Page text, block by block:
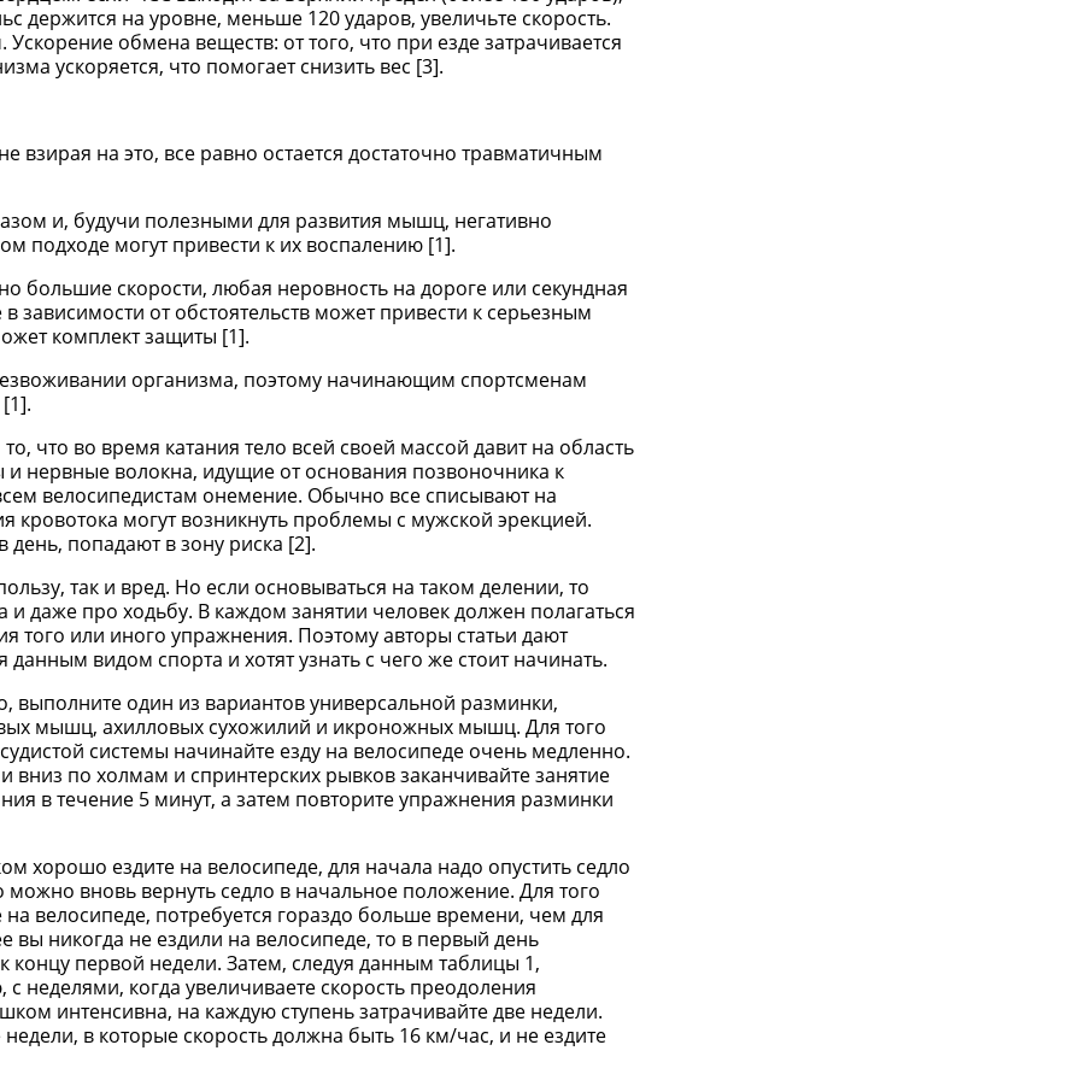
держится на уровне, меньше 120 ударов, увеличьте скорость.
обмена веществ: от того, что при езде затрачивается
ускоряется, что помогает снизить вес [3].
на это, все равно остается достаточно травматичным
и, будучи полезными для развития мышц, негативно
подходе могут привести к их воспалению [1].
большие скорости, любая неровность на дороге или секундная
зависимости от обстоятельств может привести к серьезным
комплект защиты [1].
организма, поэтому начинающим спортсменам
что во время катания тело всей своей массой давит на область
нервные волокна, идущие от основания позвоночника к
велосипедистам онемение. Обычно все списывают на
кровотока могут возникнуть проблемы с мужской эрекцией.
попадают в зону риска [2].
так и вред. Но если основываться на таком делении, то
даже про ходьбу. В каждом занятии человек должен полагаться
того или иного упражнения. Поэтому авторы статьи дают
видом спорта и хотят узнать с чего же стоит начинать.
выполните один из вариантов универсальной разминки,
мышц, ахилловых сухожилий и икроножных мышц. Для того
системы начинайте езду на велосипеде очень медленно.
по холмам и спринтерских рывков заканчивайте занятие
в течение 5 минут, а затем повторите упражнения разминки
хорошо ездите на велосипеде, для начала надо опустить седло
можно вновь вернуть седло в начальное положение. Для того
велосипеде, потребуется гораздо больше времени, чем для
вы никогда не ездили на велосипеде, то в первый день
первой недели. Затем, следуя данным таблицы 1,
неделями, когда увеличиваете скорость преодоления
интенсивна, на каждую ступень затрачивайте две недели.
в которые скорость должна быть 16 км/час, и не ездите